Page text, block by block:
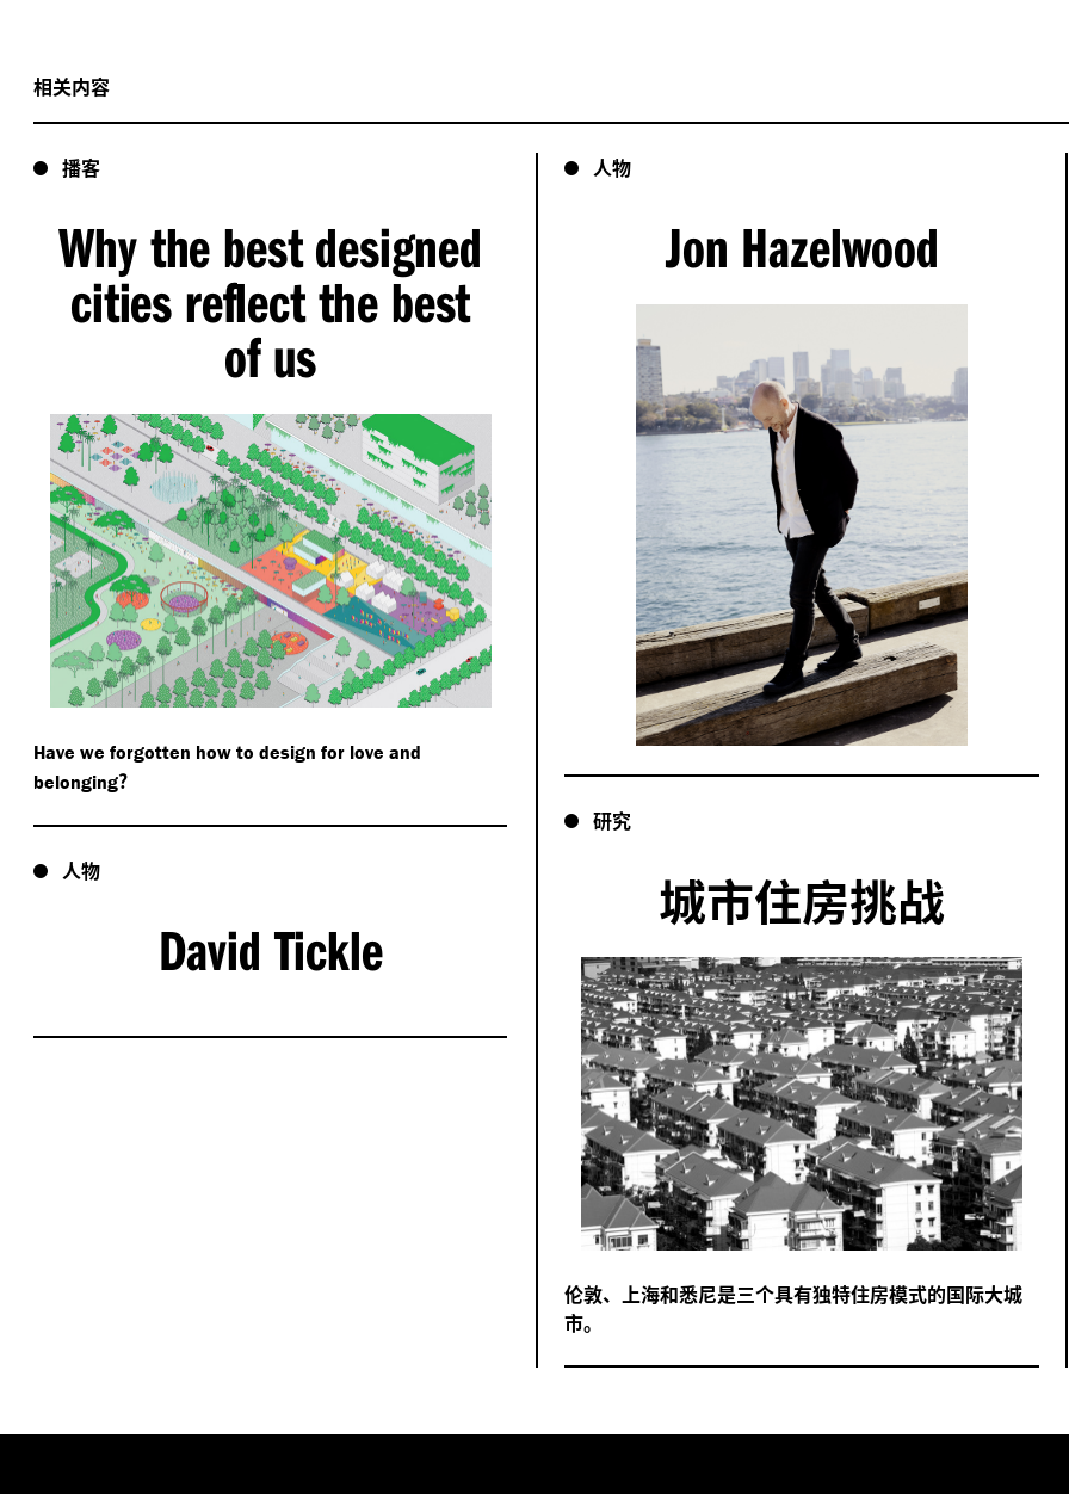
Mission Australia
新增一处广场——可供社区聚集和举办活动使用
多元化的绿化空间
居民拥有在自然中游玩，与自然更紧密联系的机会
汽车计划和自行车车库
相关内容
播客
Why the best designed
cities reflect the best
of us
Have we forgotten how to design for love and
belonging?
人物
Jon Hazelwood
研究
城市住房挑战
伦敦、上海和悉尼是三个具有独特住房模式的国际大城
市。
人物
David Tickle